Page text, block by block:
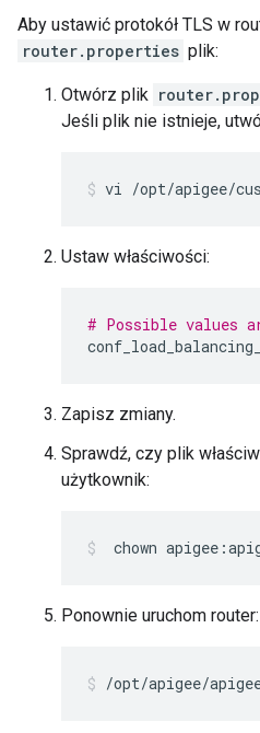
Aby ustawić protokół TLS w
router.properties plik:
Otwórz plik
Jeśli plik nie istnieje,
vi /opt/apigee/
Ustaw właściwości:
# Possible values
Zapisz zmiany.
Sprawdź, czy plik
użytkownik:
chown
Ponownie uruchom router:
/opt/apigee/